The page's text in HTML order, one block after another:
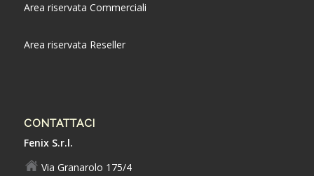
Area riservata Commerciali
Area riservata Reseller
CONTATTACI
Fenix S.r.l.
Via Granarolo 175/4